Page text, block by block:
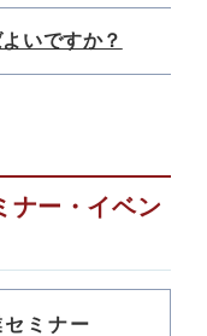
いですか？
ナー・イベン
ミナー